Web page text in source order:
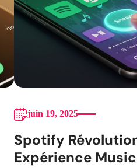
juin 19, 2025
Spotify
Expérience